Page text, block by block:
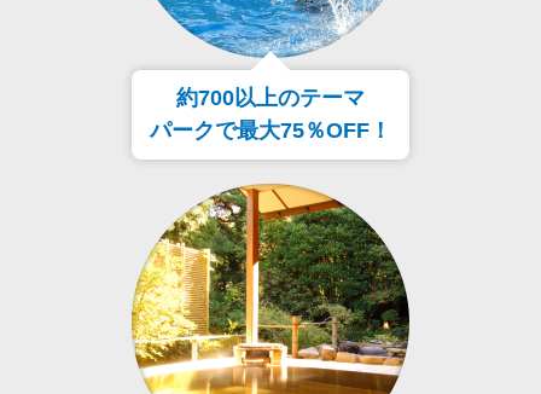
約700以上のテーマ
パークで最大75％OFF！